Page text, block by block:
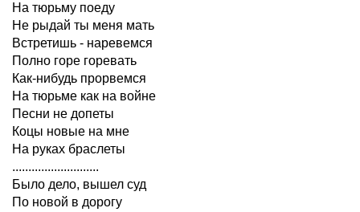
На тюрьму поеду
Не рыдай ты меня мать
Встретишь - наревемся
Полно горе горевать
Как-нибудь прорвемся
На тюрьме как на войне
Песни не допеты
Коцы новые на мне
На руках браслеты
...........................
Было дело, вышел суд
По новой в дорогу